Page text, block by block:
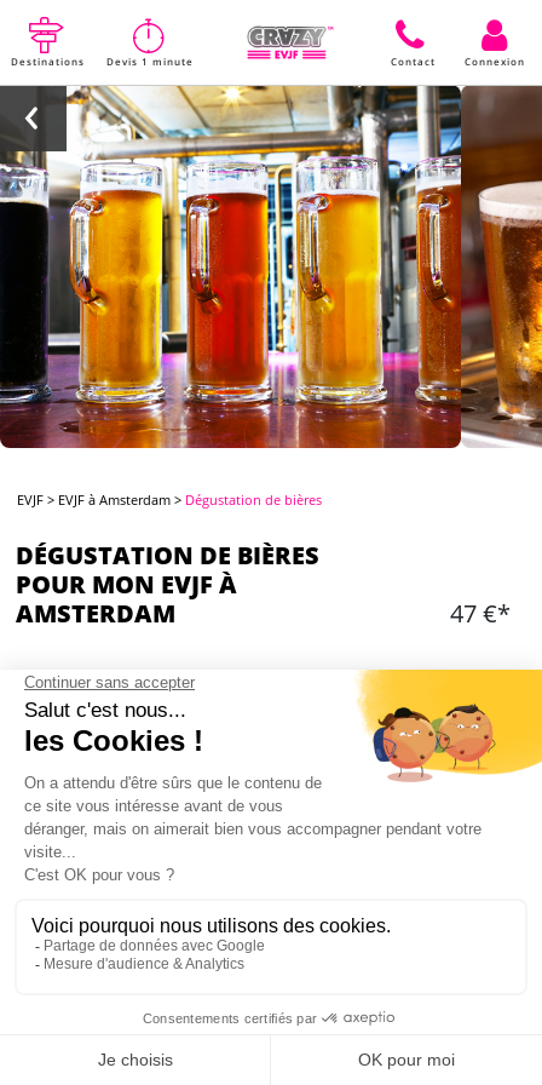
Destinations Devis 1 minute Contact Connexion
EVJF > EVJF à Amsterdam > Dégustation de bières
DÉGUSTATION DE BIÈRES
POUR MON EVJF À
AMSTERDAM
47 €*
CONTENU
Guide local
du processus de fabrication
Dégustation de 5 bières différentes
Mon EVJF à Amsterdam